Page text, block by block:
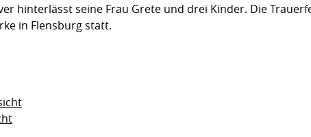
hinterlässt seine Frau Grete und drei Kinder. Die
in Flensburg statt.